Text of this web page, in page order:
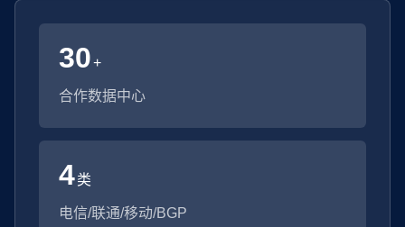
30+
合作数据中心
4类
电信/联通/移动/BGP